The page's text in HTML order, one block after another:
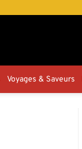
Voyages & Saveurs